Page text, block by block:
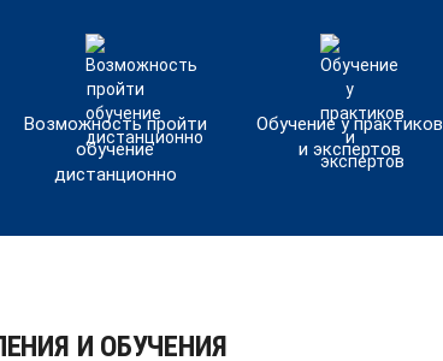
Возможность пройти
обучение
дистанционно
Обучение у практиков
и экспертов
И ОБУЧЕНИЯ